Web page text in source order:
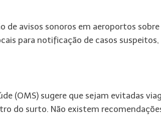
de avisos sonoros em aeroportos
para notificação de casos
(OMS) sugere que sejam evitadas
do surto. Não existem